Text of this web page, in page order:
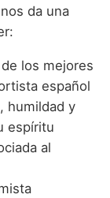
da una
los mejores
español
humildad y
espíritu
al